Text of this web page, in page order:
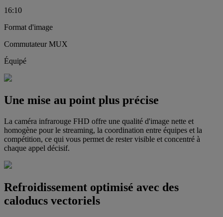
16:10
Format d'image
Commutateur MUX
Équipé
Une mise au point plus précise
La caméra infrarouge FHD offre une qualité d'image nette et
homogène pour le streaming, la coordination entre équipes et la
compétition, ce qui vous permet de rester visible et concentré à
chaque appel décisif.
Refroidissement optimisé avec des
caloducs vectoriels